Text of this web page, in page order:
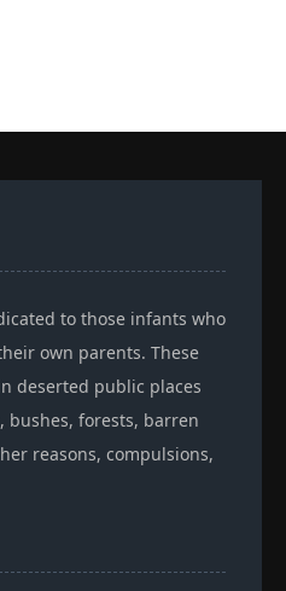
to those infants who
own parents. These
deserted public places
bushes, forests, barren
reasons, compulsions,